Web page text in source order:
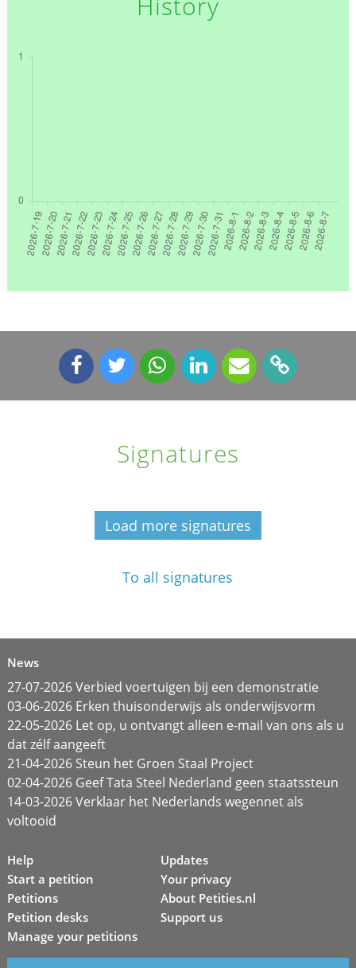
Signatures
Load more signatures
To all signatures
News
27-07-2026 Verbied voertuigen bij een demonstratie
03-06-2026 Erken thuisonderwijs als onderwijsvorm
22-05-2026 Let op, u ontvangt alleen e-mail van ons als u
dat zélf aangeeft
21-04-2026 Steun het Groen Staal Project
02-04-2026 Geef Tata Steel Nederland geen staatssteun
14-03-2026 Verklaar het Nederlands wegennet als
voltooid
Help
Start a petition
Petitions
Petition desks
Manage your petitions
Updates
Your privacy
About Petities.nl
Support us